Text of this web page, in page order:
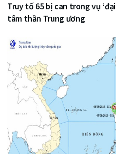
Truy tố 65 bị can trong vụ
tâm thần Trung ương